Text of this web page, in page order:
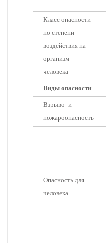
Класс опасности
по степени
воздействия на
организм
человека
Виды опасности
Взрыво- и
пожароопасность
Опасность для
человека